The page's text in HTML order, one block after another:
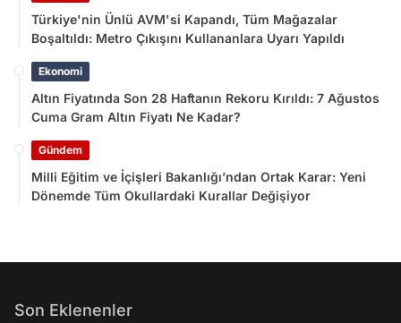
Türkiye'nin Ünlü AVM'si Kapandı, Tüm Mağazalar
Boşaltıldı: Metro Çıkışını Kullananlara Uyarı Yapıldı
Ekonomi
Altın Fiyatında Son 28 Haftanın Rekoru Kırıldı: 7 Ağustos
Cuma Gram Altın Fiyatı Ne Kadar?
Gündem
Milli Eğitim ve İçişleri Bakanlığı’ndan Ortak Karar: Yeni
Dönemde Tüm Okullardaki Kurallar Değişiyor
Son Eklenenler